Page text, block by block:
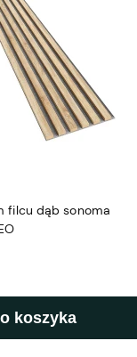
filcu dąb sonoma
koszyka